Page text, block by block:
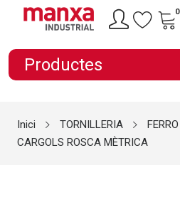
0
Productes
Inici TORNILLERIA
FERRO
CARGOLS ROSCA MÈTRICA